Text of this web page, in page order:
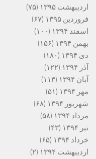
اردیبهشت ۱۳۹۵
(۷۵)
فروردین ۱۳۹۵
(۶۷)
اسفند ۱۳۹۴
(۱۰۰)
بهمن ۱۳۹۴
(۱۵۶)
دی ۱۳۹۴
(۱۸۰)
آذر ۱۳۹۴
(۱۲۲)
آبان ۱۳۹۴
(۱۱۳)
مهر ۱۳۹۴
(۵۱)
شهریور ۱۳۹۴
(۶۸)
مرداد ۱۳۹۴
(۵۸)
تیر ۱۳۹۴
(۴۳)
خرداد ۱۳۹۴
(۶۵)
اردیبهشت ۱۳۹۴
(۲)